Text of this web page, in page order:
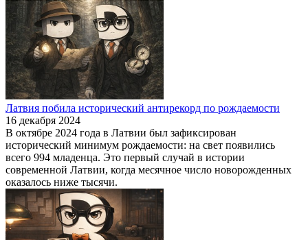
Латвия побила исторический антирекорд по рождаемости
16 декабря 2024
В октябре 2024 года в Латвии был зафиксирован
исторический минимум рождаемости: на свет появились
всего 994 младенца. Это первый случай в истории
современной Латвии, когда месячное число новорожденных
оказалось ниже тысячи.